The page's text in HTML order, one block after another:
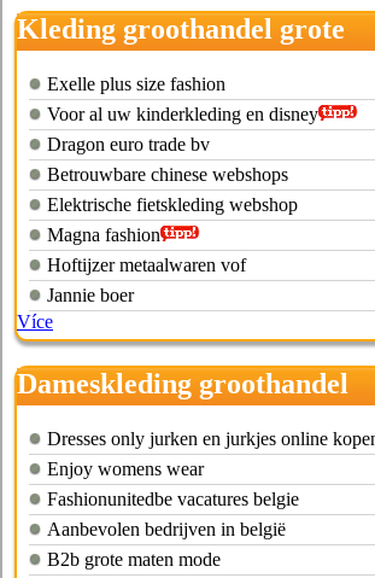
Kleding groothandel grote
maten
Exelle plus size fashion
Voor al uw kinderkleding en disney
Dragon euro trade bv
Betrouwbare chinese webshops
Elektrische fietskleding webshop
Magna fashion
Hoftijzer metaalwaren vof
Jannie boer
Více
Dameskleding groothandel
kleding
Dresses only jurken en jurkjes online
Enjoy womens wear
Fashionunitedbe vacatures belgie
Aanbevolen bedrijven in belgië
B2b grote maten mode